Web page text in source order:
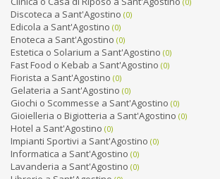
Discoteca a Sant'Agostino (0)
Edicola a Sant'Agostino (0)
Enoteca a Sant'Agostino (0)
Estetica o Solarium a Sant'Agostino (0)
Fast Food o Kebab a Sant'Agostino (0)
Fiorista a Sant'Agostino (0)
Gelateria a Sant'Agostino (0)
Giochi o Scommesse a Sant'Agostino (0)
Gioielleria o Bigiotteria a Sant'Agostino (0)
Hotel a Sant'Agostino (0)
Impianti Sportivi a Sant'Agostino (0)
Informatica a Sant'Agostino (0)
Lavanderia a Sant'Agostino (0)